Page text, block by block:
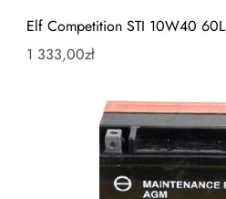
Elf Competition STI 10W40 60L
1 333,00zł